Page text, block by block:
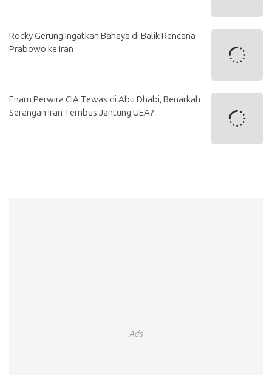
Rocky Gerung Ingatkan Bahaya di Balik Rencana
Prabowo ke Iran
Enam Perwira CIA Tewas di Abu Dhabi, Benarkah
Serangan Iran Tembus Jantung UEA?
Ads